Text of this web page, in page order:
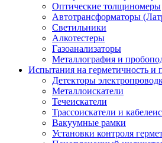
Оптические толщиномеры
Автотрансформаторы
Светильники
Алкотестеры
Газоанализаторы
Металлография и
Испытания на герметичность и
Детекторы
Металлоискатели
Течеискатели
Трассоискатели и
Вакуумные рамки
Установки контроля